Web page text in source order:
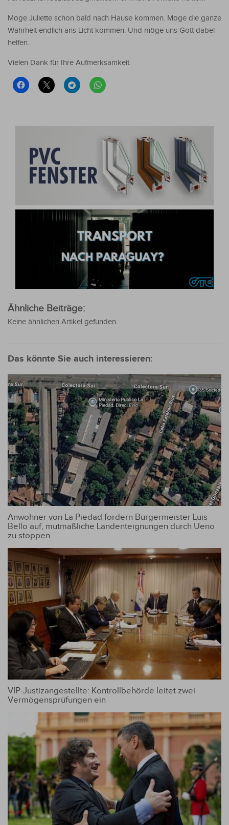
Möge Juliette schon bald nach Hause kommen. Möge die ganze
Wahrheit endlich ans Licht kommen. Und möge uns Gott dabei
helfen.
Vielen Dank für Ihre Aufmerksamkeit.
Ähnliche Beiträge:
Keine ähnlichen Artikel gefunden.
Das könnte Sie auch interessieren:
Anwohner von La Piedad fordern Bürgermeister Luis
Bello auf, mutmaßliche Landenteignungen durch Ueno
zu stoppen
VIP-Justizangestellte: Kontrollbehörde leitet zwei
Vermögensprüfungen ein